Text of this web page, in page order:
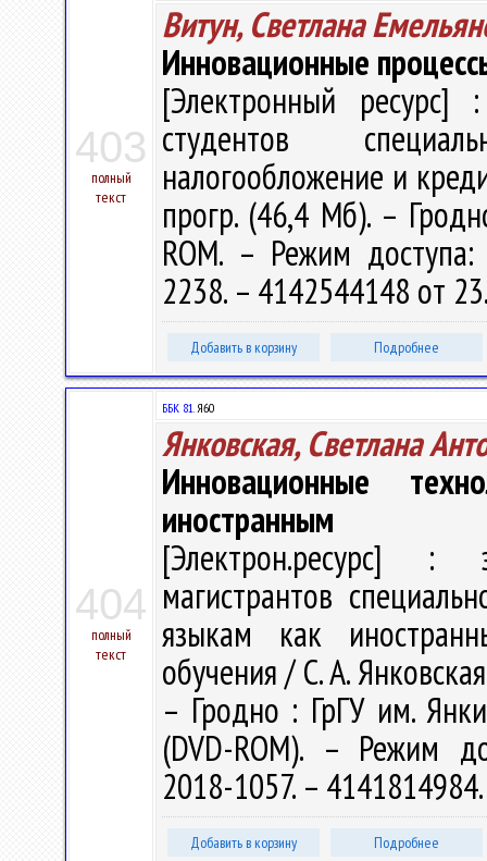
403
полный
текст
Витун, Светлана
Инновационные
[Электронный ресурс]
студентов
налогообложение и
прогр. (46,4 Мб). –
ROM. – Режим
2238. – 4142544148 от
Добавить в корзину Подробнее
404
полный
текст
ББК 81.Я60
Янковская, Светлана
Инновационные
иностранным
[Электрон.ресурс] :
магистрантов
языкам как
обучения / С. А.
– Гродно : ГрГУ им.
(DVD-ROM). – Режим
2018-1057. –
Добавить в корзину Подробнее